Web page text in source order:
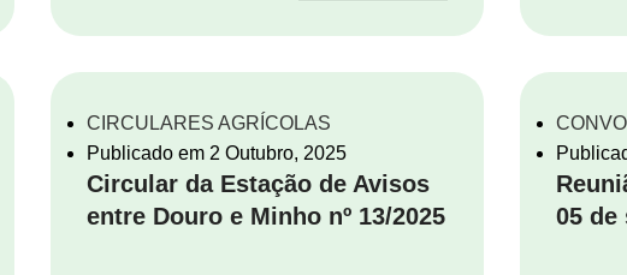
CIRCULARES AGRÍCOLAS
Publicado em 2 Outubro, 2025
Circular da Estação de Avisos
entre Douro e Minho nº 13/2025
05 de